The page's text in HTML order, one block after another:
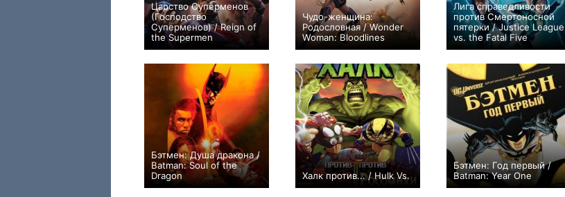
Царство Суперменов
(Господство
Суперменов) / Reign of
the Supermen
0
Чудо-женщина:
Родословная / Wonder
Woman: Bloodlines
0
Лига справедливости
против Смертоносной
пятерки / Justice League
vs. the Fatal Five
0
Бэтмен: Душа дракона /
Batman: Soul of the
Dragon
0
Халк против... / Hulk Vs.
+1
Бэтмен: Год первый /
Batman: Year One
0